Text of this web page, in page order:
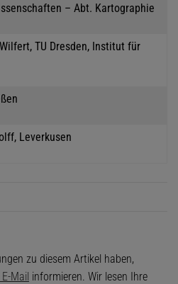
– Abt. Kartographie
TU Dresden, Institut für
Leverkusen
zu diesem Artikel haben,
Mail informieren. Wir lesen Ihre